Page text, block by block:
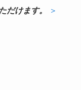
だけます。
＞